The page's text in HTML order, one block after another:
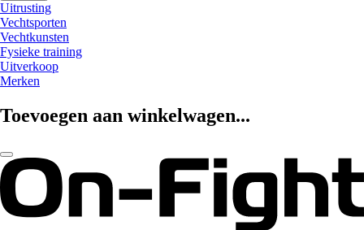
Uitrusting
Vechtsporten
Vechtkunsten
Fysieke training
Uitverkoop
Merken
Toevoegen aan winkelwagen...